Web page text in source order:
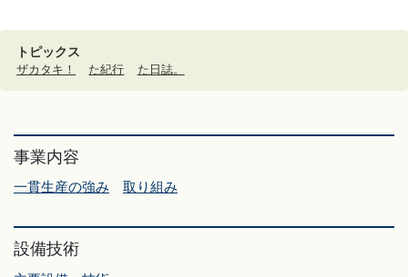
トピックス
ザカタキ！ た紀行 た日誌。
事業内容
一貫生産の強み 取り組み
設備技術